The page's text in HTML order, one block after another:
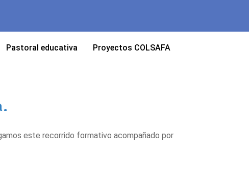
Pastoral educativa Proyectos COLSAFA
este recorrido formativo acompañado por